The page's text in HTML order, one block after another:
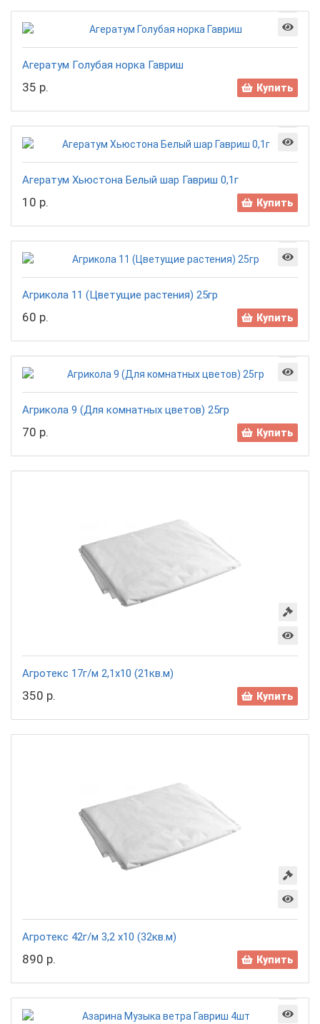
Агератум Голубая норка Гавриш
35 р. Купить
Агератум Хьюстона Белый шар Гавриш 0,1г
10 р. Купить
Агрикола 11 (Цветущие растения) 25гр
60 р. Купить
Агрикола 9 (Для комнатных цветов) 25гр
70 р. Купить
Агротекс 17г/м 2,1х10 (21кв.м)
350 р. Купить
Агротекс 42г/м 3,2 х10 (32кв.м)
890 р. Купить